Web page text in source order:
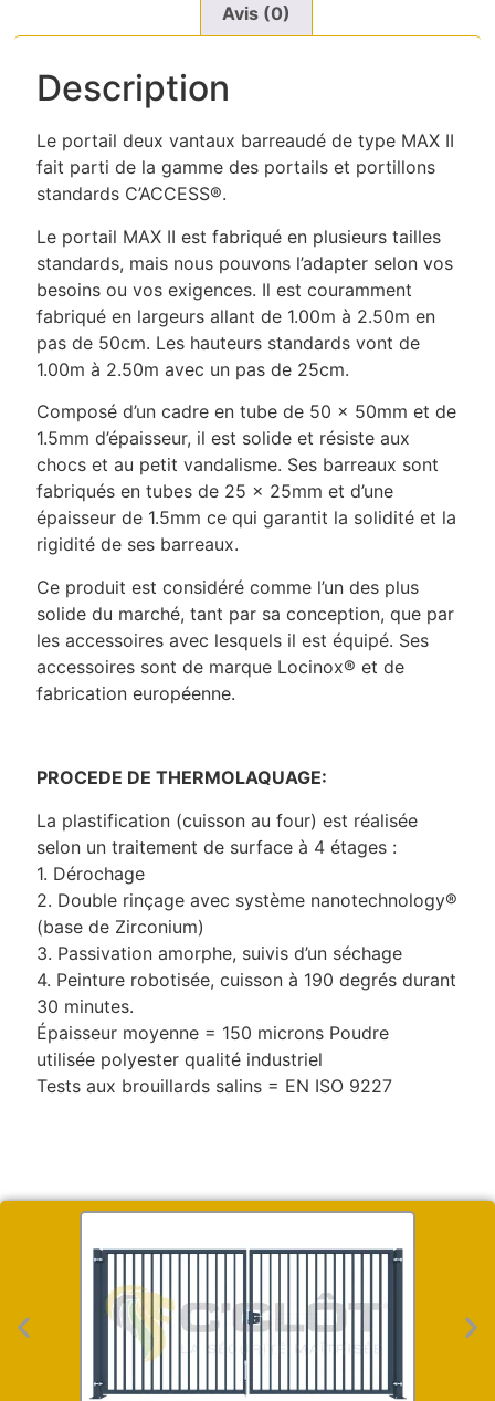
Avis (0)
Description
Le portail deux vantaux barreaudé de type MAX II
fait parti de la gamme des portails et portillons
standards C’ACCESS®.
Le portail MAX II est fabriqué en plusieurs tailles
standards, mais nous pouvons l’adapter selon vos
besoins ou vos exigences. Il est couramment
fabriqué en largeurs allant de 1.00m à 2.50m en
pas de 50cm. Les hauteurs standards vont de
1.00m à 2.50m avec un pas de 25cm.
Composé d’un cadre en tube de 50 x 50mm et de
1.5mm d’épaisseur, il est solide et résiste aux
chocs et au petit vandalisme. Ses barreaux sont
fabriqués en tubes de 25 x 25mm et d’une
épaisseur de 1.5mm ce qui garantit la solidité et la
rigidité de ses barreaux.
Ce produit est considéré comme l’un des plus
solide du marché, tant par sa conception, que par
les accessoires avec lesquels il est équipé. Ses
accessoires sont de marque Locinox® et de
fabrication européenne.
PROCEDE DE THERMOLAQUAGE:
La plastification (cuisson au four) est réalisée
selon un traitement de surface à 4 étages :
1. Dérochage
2. Double rinçage avec système nanotechnology®
(base de Zirconium)
3. Passivation amorphe, suivis d’un séchage
4. Peinture robotisée, cuisson à 190 degrés durant
30 minutes.
Épaisseur moyenne = 150 microns Poudre
utilisée polyester qualité industriel
Tests aux brouillards salins = EN ISO 9227